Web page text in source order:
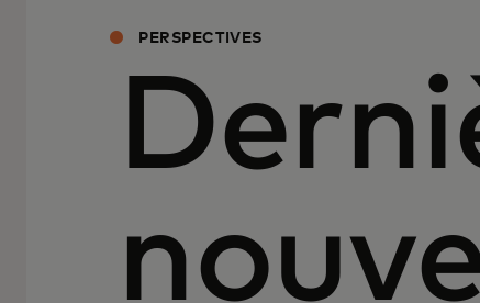
PERSPECTIVES